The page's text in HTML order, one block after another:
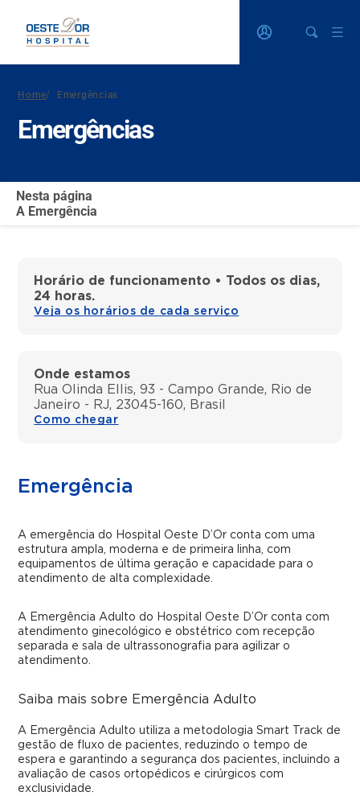
Home/ Emergências
Emergências
Nesta página
A Emergência
Horário de funcionamento • Todos os dias,
24 horas.
Veja os horários de cada serviço
Onde estamos
Rua Olinda Ellis, 93 - Campo Grande, Rio de
Janeiro - RJ, 23045-160, Brasil
Como chegar
Emergência
A emergência do Hospital Oeste D’Or conta com uma
estrutura ampla, moderna e de primeira linha, com
equipamentos de última geração e capacidade para o
atendimento de alta complexidade.
A Emergência Adulto do Hospital Oeste D’Or conta com
atendimento ginecológico e obstétrico com recepção
separada e sala de ultrassonografia para agilizar o
atendimento.
Saiba mais sobre Emergência Adulto
A Emergência Adulto utiliza a metodologia Smart Track de
gestão de fluxo de pacientes, reduzindo o tempo de
espera e garantindo a segurança dos pacientes, incluindo a
avaliação de casos ortopédicos e cirúrgicos com
exclusividade.